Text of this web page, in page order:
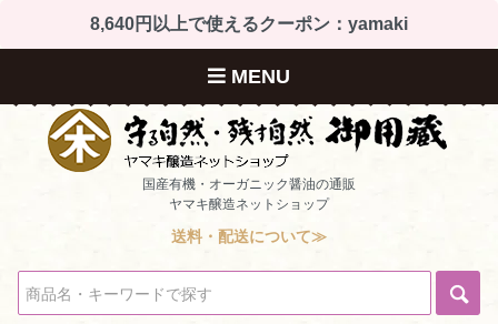
8,640円以上で使えるクーポン：yamaki
MENU
国産有機・オーガニック醤油の通販
ヤマキ醸造ネットショップ
送料・配送について≫